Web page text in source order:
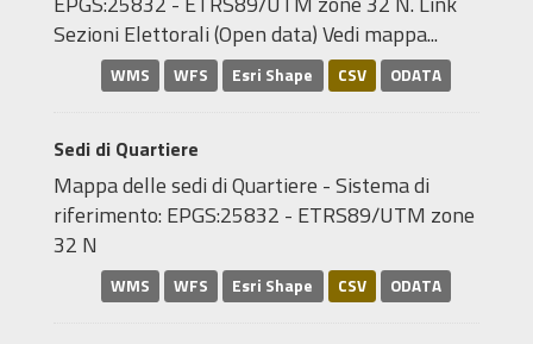
Sezioni Elettorali (Open data) Vedi mappa...
WMS WFS Esri Shape CSV ODATA
Sedi di Quartiere
Mappa delle sedi di Quartiere - Sistema di
riferimento: EPGS:25832 - ETRS89/UTM zone
32 N
WMS WFS Esri Shape CSV ODATA